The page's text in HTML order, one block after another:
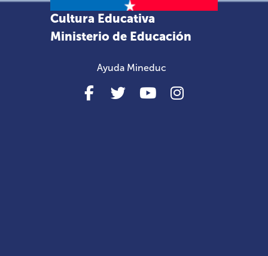
Cultura Educativa
Ministerio de Educación
Ayuda Mineduc